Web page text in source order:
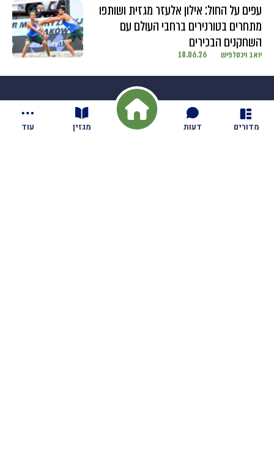
מדורים דעות מגזין עוד
עפים על החול: אילון אלעזר מגזית ושותפו
מתחרים בטורנירים ברחבי העולם עם
השחקנים הבכירים
יואב ויכסלפיש 18.06.26